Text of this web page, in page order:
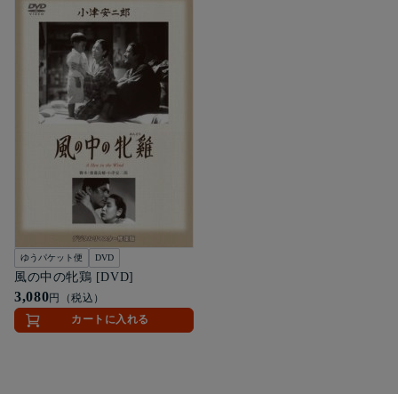
ゆうパケット便 DVD
風の中の牝鶏 [DVD]
3,080円（税込）
カートに入れる